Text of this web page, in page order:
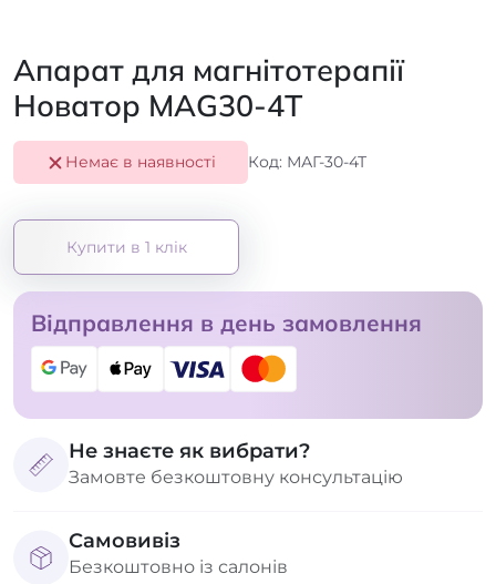
Апарат для магнітотерапії
Новатор MAG30-4T
Немає в наявності Код: МАГ-30-4Т
Купити в 1 клік
Відправлення в день замовлення
Не знаєте як вибрати?
Замовте безкоштовну консультацію
Самовивіз
Безкоштовно із салонів